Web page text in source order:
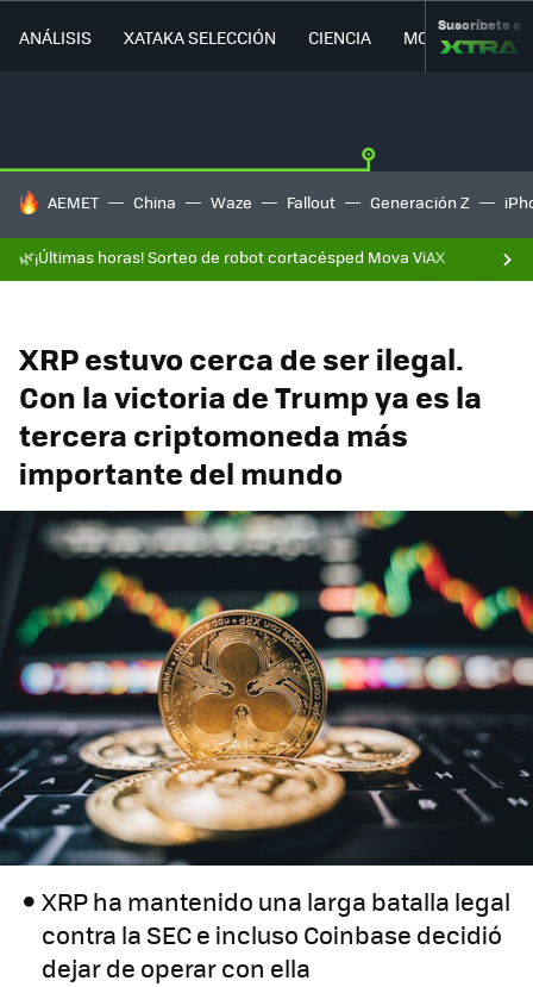
ANÁLISIS XATAKA SELECCIÓN CIENCIA MOVILIDAD
Suscríbete a
HOY SE HABLA DE
AEMET China Waze Fallout Generación Z
🌿¡Últimas horas! Sorteo de robot cortacésped Mova ViAX
XRP estuvo cerca de ser ilegal.
Con la victoria de Trump ya es la
tercera criptomoneda más
importante del mundo
XRP ha mantenido una larga batalla legal
contra la SEC e incluso Coinbase decidió
dejar de operar con ella